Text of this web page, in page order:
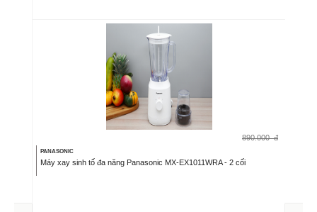
890.000 đ
PANASONIC
Máy xay sinh tố đa năng Panasonic MX-EX1011WRA - 2 cối